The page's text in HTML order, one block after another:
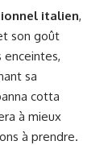
italien,
son goût
enceintes,
sa
cotta
à mieux
à prendre.